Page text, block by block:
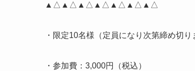
▲△▲△▲△▲△▲△▲△▲△
・限定10名様（定員になり次第締め切り
・参加費：3,000円（税込）